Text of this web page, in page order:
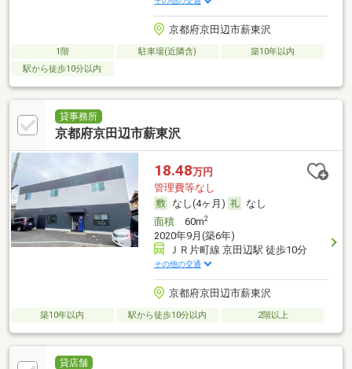
京都府京田辺市薪東沢
1階 駐車場(近隣含)
築10年以内
駅から徒歩10分以内
貸事務所
京都府京田辺市薪東沢
18.48万円
管理費等なし
なし(4ヶ月)
なし
面積60m2
2020年9月(築6年)
ＪＲ片町線 京田辺駅 徒歩10分
その他の交通
京都府京田辺市薪東沢
築10年以内 駅から徒歩10分以内 2階以上
貸店舗